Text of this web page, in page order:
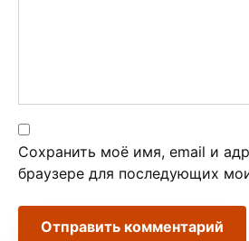
Сохранить моё имя, email и
браузере для последующих